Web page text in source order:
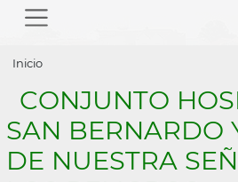
navigation
Sobrescribir
enlaces
de
ayuda
Inicio
CONJUNTO
SAN BERNARDO
DE NUESTRA